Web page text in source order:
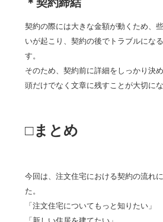
＊契約締結
契約の際には大きな金額が動くため、
いが起こり、契約の後でトラブルにな
す。
そのため、契約前に詳細をしっかり決
頭だけでなく文章に残すことが大切にな
□まとめ
今回は、注文住宅における契約の流れ
た。
「注文住宅についてもっと知りたい」